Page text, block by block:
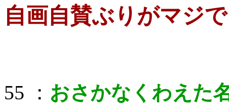
自画自賛ぶりがマジ
55 ： おさかなくわえた